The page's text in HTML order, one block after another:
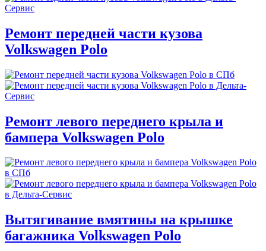
Ремонт передней части кузова
Volkswagen Polo
Ремонт левого переднего крыла и
бампера Volkswagen Polo
Вытягивание вмятины на крышке
багажника Volkswagen Polo